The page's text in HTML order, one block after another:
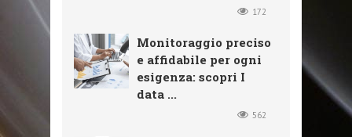
172
Monitoraggio preciso
e affidabile per ogni
esigenza: scopri I
data ...
562